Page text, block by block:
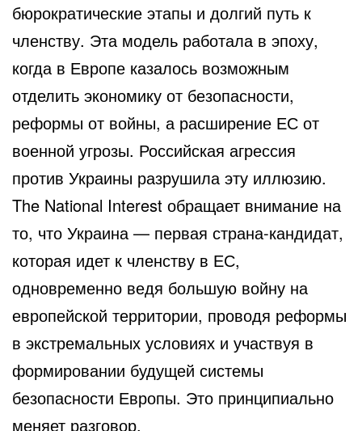
бюрократические этапы и долгий путь к
членству. Эта модель работала в эпоху,
когда в Европе казалось возможным
отделить экономику от безопасности,
реформы от войны, а расширение ЕС от
военной угрозы. Российская агрессия
против Украины разрушила эту иллюзию.
The National Interest обращает внимание на
то, что Украина — первая страна-кандидат,
которая идет к членству в ЕС,
одновременно ведя большую войну на
европейской территории, проводя реформы
в экстремальных условиях и участвуя в
формировании будущей системы
безопасности Европы. Это принципиально
меняет разговор.